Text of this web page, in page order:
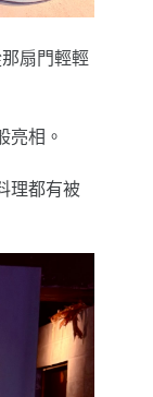
扇門輕輕
亮相。
理都有被